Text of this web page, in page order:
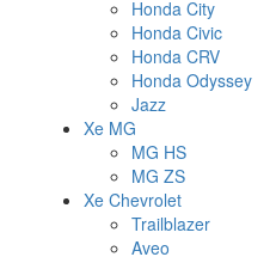
Honda City
Honda Civic
Honda CRV
Honda Odyssey
Jazz
Xe MG
MG HS
MG ZS
Xe Chevrolet
Trailblazer
Aveo